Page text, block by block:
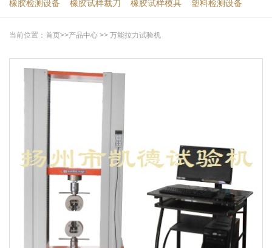
橡胶检测设备
橡胶试样裁刀 橡胶试样模具 塑料检测设备
当前位置： 首页>>产品中心 >> 万能拉力试验机